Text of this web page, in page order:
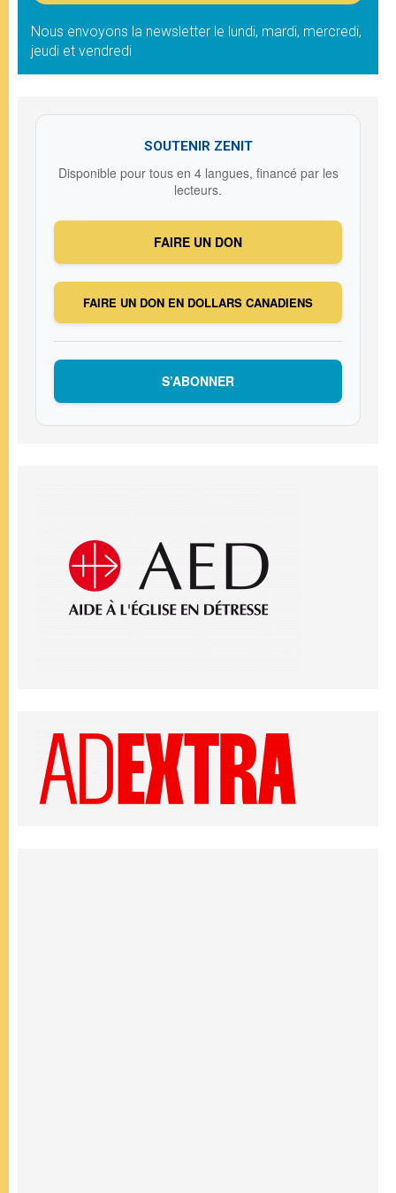
Nous envoyons la newsletter le lundi, mardi, mercredi,
jeudi et vendredi
SOUTENIR ZENIT
Disponible pour tous en 4 langues, financé par les
lecteurs.
FAIRE UN DON
FAIRE UN DON EN DOLLARS CANADIENS
S’ABONNER